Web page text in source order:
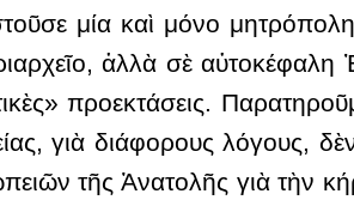
μία καὶ μόνο
ἀλλὰ σὲ αὐτοκέφαλη
προεκτάσεις.
γιὰ διάφορους λόγους,
τῆς Ἀνατολῆς γιὰ τὴν